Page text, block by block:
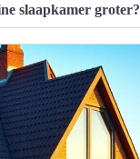
slaapkamer groter?